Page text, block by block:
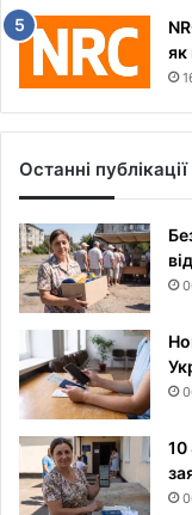
як
Останні публікації
10